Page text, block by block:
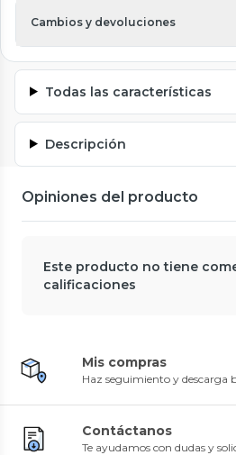
Cambios y devoluciones
Todas las características
Descripción
Opiniones del producto
Este producto no tiene
calificaciones
Mis compras
Haz seguimiento y descarga
Contáctanos
Te ayudamos con dudas y